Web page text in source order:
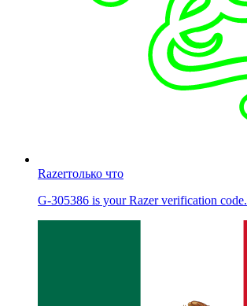
Razerтолько что
G-305386 is your Razer verification code.